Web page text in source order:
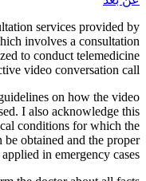
services provided by
involves a consultation
to conduct telemedicine
video conversation call.
on how the video
I also acknowledge this
conditions for which the
be obtained and the proper
in emergency cases.